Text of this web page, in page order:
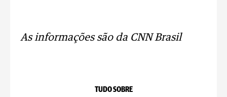
As informações são da CNN Brasil
TUDO SOBRE